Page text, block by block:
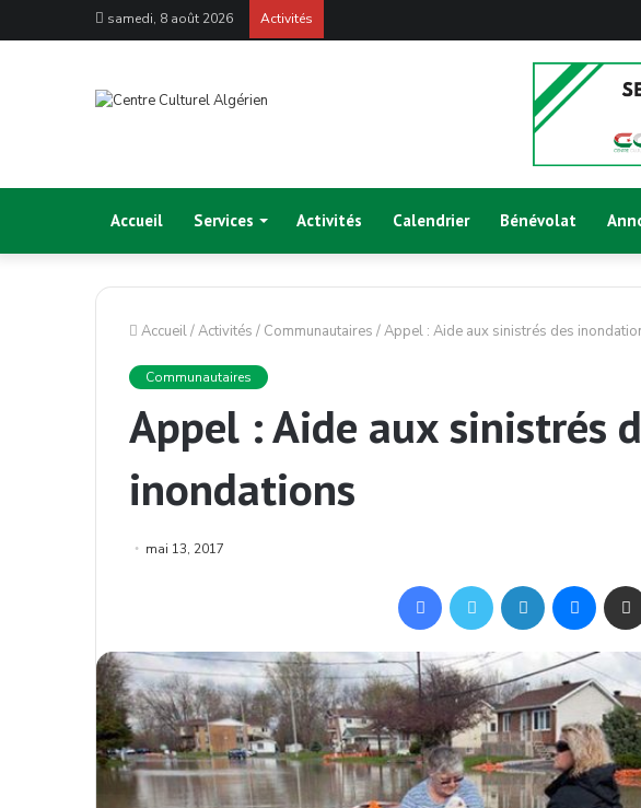
samedi, 8 août 2026 Activités
Accueil Services Activités Calendrier Bénévolat
Accueil/Activités / Communautaires /Appel : Aide aux sinistrés des
Communautaires
Appel : Aide aux sinistrés
inondations
mai 13, 2017